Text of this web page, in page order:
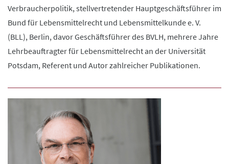
Verbraucherpolitik, stellvertretender Hauptgeschäftsführer im
Bund für Lebensmittelrecht und Lebensmittelkunde e. V.
(BLL), Berlin, davor Geschäftsführer des BVLH, mehrere Jahre
Lehrbeauftragter für Lebensmittelrecht an der Universität
Potsdam, Referent und Autor zahlreicher Publikationen.